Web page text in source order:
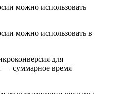
можно использовать
можно использовать в
для
— суммарное время